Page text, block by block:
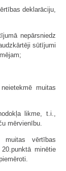
deklarāciju,
nepārsniedz
sūtījumi
muitas
likme, t.i.,
mērvienību.
vērtības
minētie